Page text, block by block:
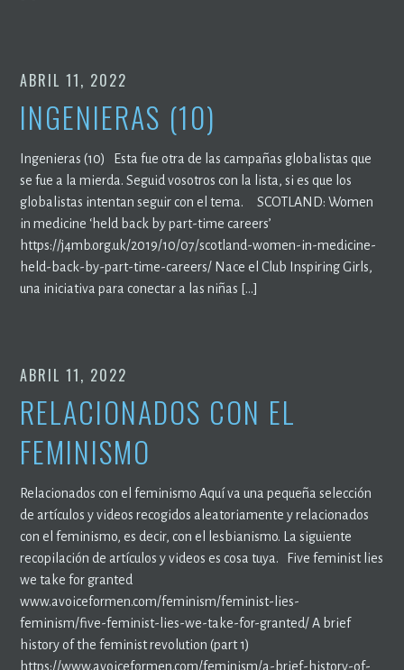
ABRIL 11, 2022
INGENIERAS (10)
Ingenieras (10) Esta fue otra de las campañas globalistas que
se fue a la mierda. Seguid vosotros con la lista, si es que los
globalistas intentan seguir con el tema. SCOTLAND: Women
in medicine ‘held back by part-time careers’
https://j4mb.org.uk/2019/10/07/scotland-women-in-medicine-
held-back-by-part-time-careers/ Nace el Club Inspiring Girls,
una iniciativa para conectar a las niñas […]
ABRIL 11, 2022
RELACIONADOS CON EL
FEMINISMO
Relacionados con el feminismo Aquí va una pequeña selección
de artículos y videos recogidos aleatoriamente y relacionados
con el feminismo, es decir, con el lesbianismo. La siguiente
recopilación de artículos y videos es cosa tuya. Five feminist lies
we take for granted
www.avoiceformen.com/feminism/feminist-lies-
feminism/five-feminist-lies-we-take-for-granted/ A brief
history of the feminist revolution (part 1)
https://www.avoiceformen.com/feminism/a-brief-history-of-